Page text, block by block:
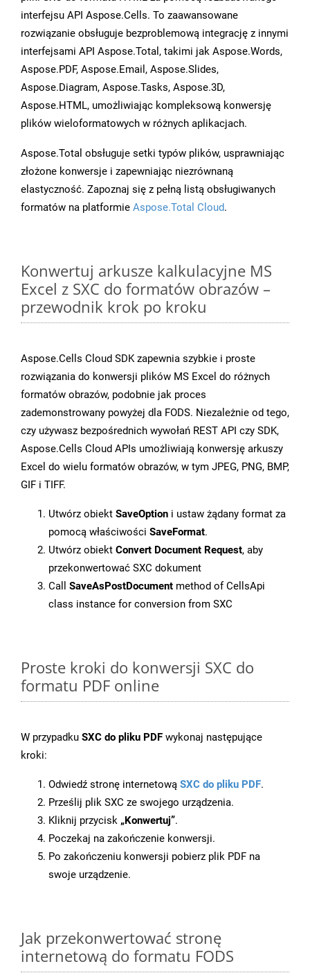
interfejsu API Aspose.Cells. To zaawansowane
rozwiązanie obsługuje bezproblemową integrację z innymi
interfejsami API Aspose.Total, takimi jak Aspose.Words,
Aspose.PDF, Aspose.Email, Aspose.Slides,
Aspose.Diagram, Aspose.Tasks, Aspose.3D,
Aspose.HTML, umożliwiając kompleksową konwersję
plików wieloformatowych w różnych aplikacjach.
Aspose.Total obsługuje setki typów plików, usprawniając
złożone konwersje i zapewniając niezrównaną
elastyczność. Zapoznaj się z pełną listą obsługiwanych
formatów na platformie Aspose.Total Cloud.
Konwertuj arkusze kalkulacyjne MS
Excel z SXC do formatów obrazów –
przewodnik krok po kroku
Aspose.Cells Cloud SDK zapewnia szybkie i proste
rozwiązania do konwersji plików MS Excel do różnych
formatów obrazów, podobnie jak proces
zademonstrowany powyżej dla FODS. Niezależnie od tego,
czy używasz bezpośrednich wywołań REST API czy SDK,
Aspose.Cells Cloud APIs umożliwiają konwersję arkuszy
Excel do wielu formatów obrazów, w tym JPEG, PNG, BMP,
GIF i TIFF.
Utwórz obiekt SaveOption i ustaw żądany format za
pomocą właściwości SaveFormat.
Utwórz obiekt Convert Document Request, aby
przekonwertować SXC dokument
Call SaveAsPostDocument method of CellsApi
class instance for conversion from SXC
Proste kroki do konwersji SXC do
formatu PDF online
W przypadku SXC do pliku PDF wykonaj następujące
kroki:
Odwiedź stronę internetową SXC do pliku PDF.
Prześlij plik SXC ze swojego urządzenia.
Kliknij przycisk „Konwertuj”.
Poczekaj na zakończenie konwersji.
Po zakończeniu konwersji pobierz plik PDF na
swoje urządzenie.
Jak przekonwertować stronę
internetową do formatu FODS